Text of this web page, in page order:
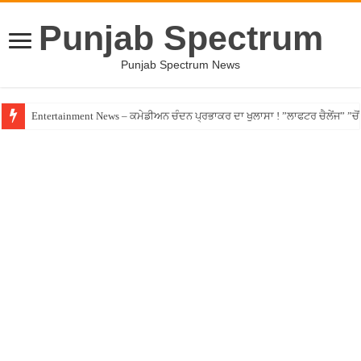
Punjab Spectrum
Punjab Spectrum News
Entertainment News – ਕਮੇਡੀਅਨ ਚੰਦਨ ਪ੍ਰਭਾਕਰ ਦਾ ਖੁਲਾਸਾ ! ”ਲਾਫਟਰ ਚੈਲੇਂਜ”
Jalandhar – ਧੋਖੇਬਾਜ਼ ਏਜੰਟ ਦੇ ਧੱਕੇ ਚੜ੍ਹਿਆ ਪੰਜਾਬੀ ਨੌਜਵਾਨ, ਸੁਣਾਈ ਹੱਡਬੀਤੀ